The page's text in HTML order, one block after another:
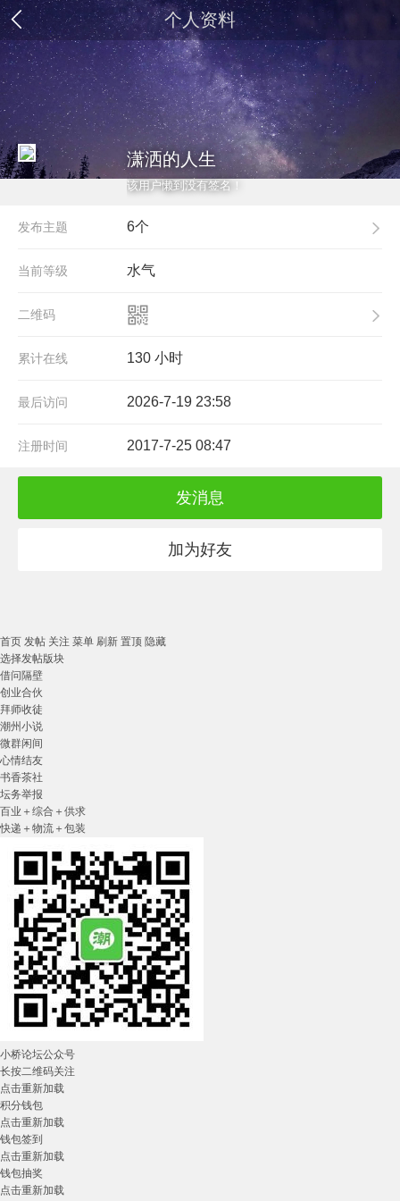
个人资料
潇洒的人生
该用户懒到没有签名！
6个
发布主题
水气
当前等级
二维码
130 小时
累计在线
2026-7-19 23:58
最后访问
2017-7-25 08:47
注册时间
发消息
加为好友
首页 发帖 关注 菜单 刷新 置顶 隐藏
选择发帖版块
借问隔壁
创业合伙
拜师收徒
潮州小说
微群闲间
心情结友
书香茶社
坛务举报
百业＋综合＋供求
快递＋物流＋包装
小桥论坛公众号
长按二维码关注
点击重新加载
积分钱包
点击重新加载
钱包签到
点击重新加载
钱包抽奖
点击重新加载